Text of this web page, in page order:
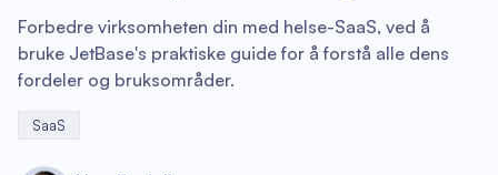
Forbedre virksomheten din med helse-SaaS, ved å
bruke JetBase's praktiske guide for å forstå alle dens
fordeler og bruksområder.
SaaS